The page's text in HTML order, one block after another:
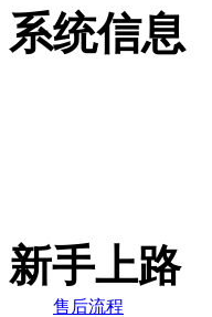
系统信息
新手上路
售后流程